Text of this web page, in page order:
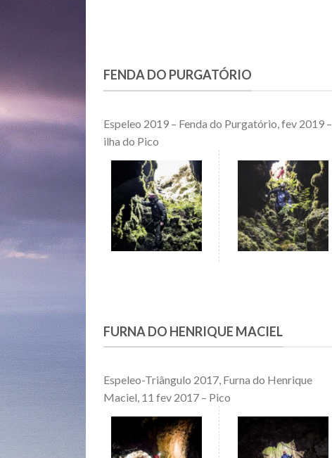
FENDA DO PURGATÓRIO
Espeleo 2019 – Fenda do Purgatório, fev 2019 –
ilha do Pico
FURNA DO HENRIQUE MACIEL
Espeleo-Triângulo 2017, Furna do Henrique
Maciel, 11 fev 2017 – Pico